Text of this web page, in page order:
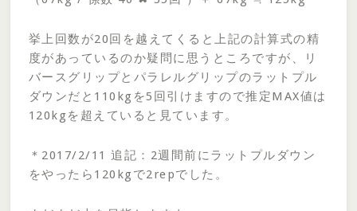
挙上回数が20回を越えてくると上記の計算式の精
度があっているのか疑問に思うところですが、リ
バースグリップとパラレルグリップのラットプル
ダウンだと110kgを5回引けますので推定MAX値は
120kgを超えていると見ています。
＊2017/2/11 追記：2週間前にラットプルダウン
をやったら120kgで2repでした。